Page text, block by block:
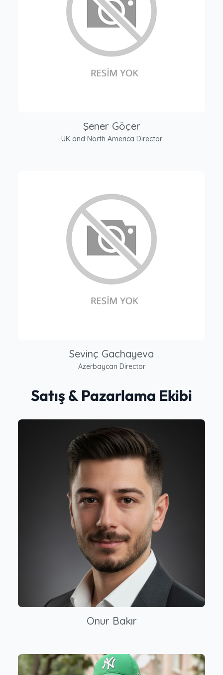
Şener Göçer
UK and North America Director
Sevinç Gachayeva
Azerbaycan Director
Satış & Pazarlama Ekibi
Onur Bakır